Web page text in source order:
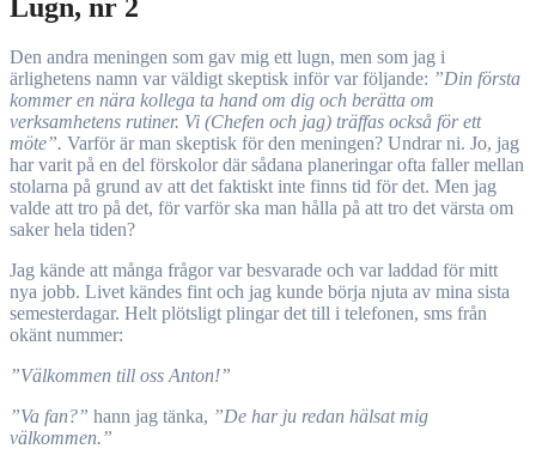
Lugn, nr 2
Den andra meningen som gav mig ett lugn, men som jag i
ärlighetens namn var väldigt skeptisk inför var följande: ”Din första
kommer en nära kollega ta hand om dig och berätta om
verksamhetens rutiner. Vi (Chefen och jag) träffas också för ett
möte”. Varför är man skeptisk för den meningen? Undrar ni. Jo, jag
har varit på en del förskolor där sådana planeringar ofta faller mellan
stolarna på grund av att det faktiskt inte finns tid för det. Men jag
valde att tro på det, för varför ska man hålla på att tro det värsta om
saker hela tiden?
Jag kände att många frågor var besvarade och var laddad för mitt
nya jobb. Livet kändes fint och jag kunde börja njuta av mina sista
semesterdagar. Helt plötsligt plingar det till i telefonen, sms från
okänt nummer:
”Välkommen till oss Anton!”
”Va fan?” hann jag tänka, ”De har ju redan hälsat mig
välkommen.”